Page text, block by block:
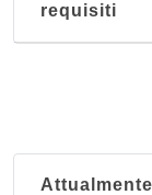
requisiti